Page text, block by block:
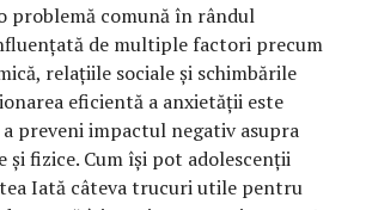
problemă comună în rândul
de multiple factori precum
relațiile sociale și schimbările
eficientă a anxietății este
preveni impactul negativ asupra
și fizice. Cum își pot adolescenții
Iată câteva trucuri utile pentru